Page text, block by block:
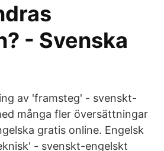
- Svenska
av 'framsteg' - svenskt-
många fler översättningar
gratis online. Engelsk
- svenskt-engelskt